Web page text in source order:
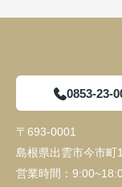
0853-23-
〒693-0001
島根県出雲市今市町
営業時間：